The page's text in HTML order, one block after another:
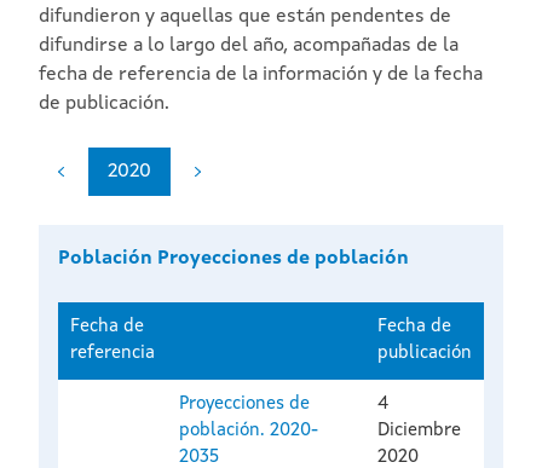
difundieron y aquellas que están pendentes de
difundirse a lo largo del año, acompañadas de la
fecha de referencia de la información y de la fecha
de publicación.
2020
Población Proyecciones de población
Fecha de
referencia
Fecha de
publicación
Proyecciones de
población. 2020-
2035
4
Diciembre
2020